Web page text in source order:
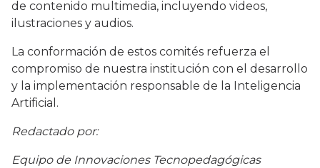
de contenido multimedia, incluyendo videos,
ilustraciones y audios.
La conformación de estos comités refuerza el
compromiso de nuestra institución con el desarrollo
y la implementación responsable de la Inteligencia
Artificial.
Redactado por:
Equipo de Innovaciones Tecnopedagógicas